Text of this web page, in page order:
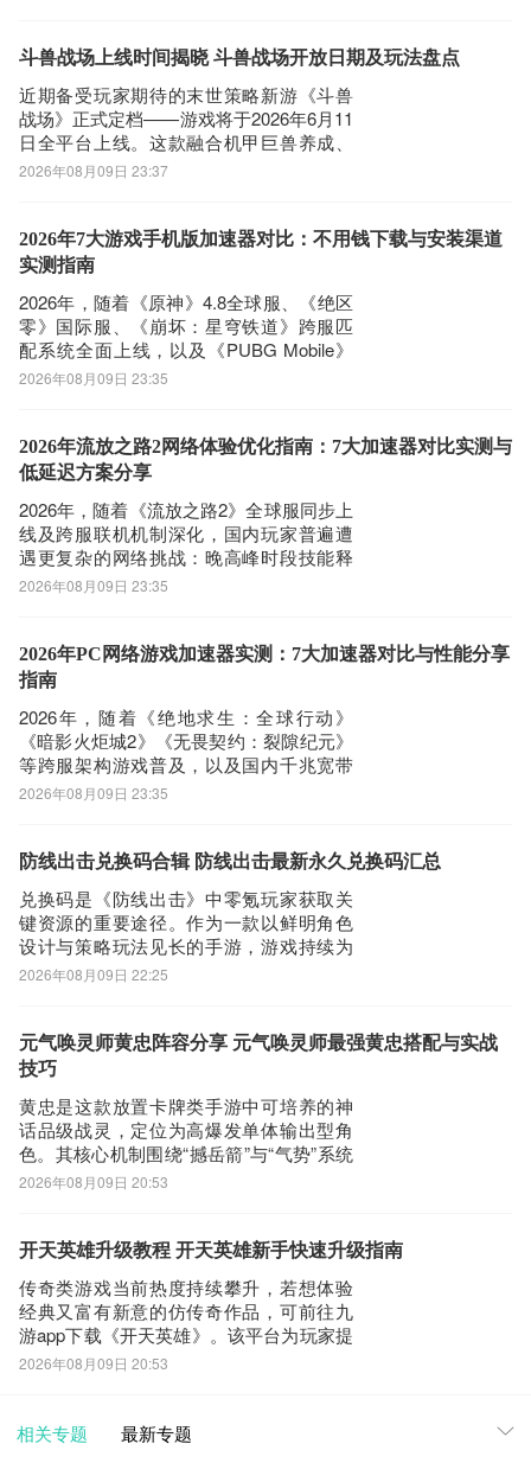
翩跹的貂蝉、温婉中透出凌厉气场的诸多
度。这种颠覆
斗兽战场上线时间揭晓 斗兽战场开放日期及玩法盘点
近期备受玩家期待的末世策略新游《斗兽
战场》正式定档——游戏将于2026年6月11
日全平台上线。这款融合机甲巨兽养成、
基地建设、战术部署与开放世界探索的重
陆，开启属于你的废土指挥官生涯。《斗
兽战场》最新下载预约地址:》》》》》#斗
2026年08月09日 23:37
2026年7大游戏手机版加速器对比：不用钱下载与安装渠道
实测指南
2026年，随着《原神》4.8全球服、《绝区
零》国际服、《崩坏：星穹铁道》跨服匹
配系统全面上线，以及《PUBG Mobile》
职业联赛常态化运营，手游联机网络质量
–22:00）外服登录失败率上升至12.7%–
18.3%，语
2026年08月09日 23:35
2026年流放之路2网络体验优化指南：7大加速器对比实测与
低延迟方案分享
2026年，随着《流放之路2》全球服同步上
线及跨服联机机制深化，国内玩家普遍遭
遇更复杂的网络挑战：晚高峰时段技能释
放跳延迟（实测偏差达180–320ms）、地
±3.2格）、以及突发性断连重连（单局触
发频次0.8–2.3次/
2026年08月09日 23:35
2026年PC网络游戏加速器实测：7大加速器对比与性能分享
指南
2026年，随着《绝地求生：全球行动》
《暗影火炬城2》《无畏契约：裂隙纪元》
等跨服架构游戏普及，以及国内千兆宽带
渗透率达87.3%、5G-A终端出货量同比增
峰时段TCP重传率跃升至12–18%，UDP丢
2026年08月09日 23:35
防线出击兑换码合辑 防线出击最新永久兑换码汇总
兑换码是《防线出击》中零氪玩家获取关
键资源的重要途径。作为一款以鲜明角色
设计与策略玩法见长的手游，游戏持续为
玩家提供高价值的永久性兑换福利。这些
雄强化水晶、初级轮盘筹码等一次性稀缺
道具，有效缓解新手阶段“无将可用”的成长
瓶颈。【
2026年08月09日 22:25
元气唤灵师黄忠阵容分享 元气唤灵师最强黄忠搭配与实战
技巧
黄忠是这款放置卡牌类手游中可培养的神
话品级战灵，定位为高爆发单体输出型角
色。其核心机制围绕“撼岳箭”与“气势”系统
展开：入场时自动发射撼岳箭，对路径上
中一名敌人可叠加1层气势，最高5层；若
却
2026年08月09日 20:53
开天英雄升级教程 开天英雄新手快速升级指南
传奇类游戏当前热度持续攀升，若想体验
经典又富有新意的仿传奇作品，可前往九
游app下载《开天英雄》。该平台为玩家提
供丰富的新手扶持资源，包括专属开服礼
灵犀互娱旗下产品。现有礼包可拿，活动
2026年08月09日 20:53
相关专题 最新专题